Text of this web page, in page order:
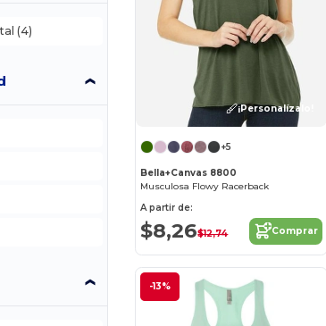
(4)
¡Personalízalo!
+5
Bella+Canvas 8800
Musculosa Flowy Racerback
A partir de:
$8,26$12,74 Comprar
-13%